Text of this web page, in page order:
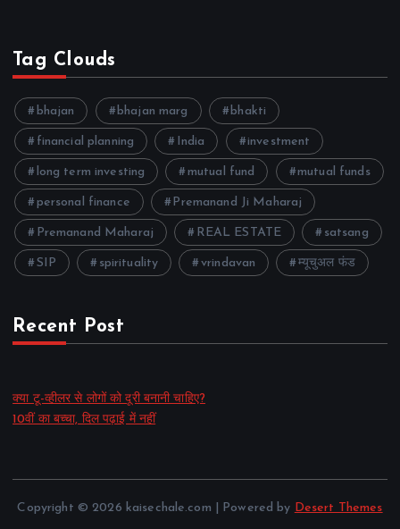
Tag Clouds
bhajan bhajan marg bhakti
financial planning India investment
long term investing mutual fund mutual funds
personal finance Premanand Ji Maharaj
Premanand Maharaj REAL ESTATE satsang
SIP spirituality vrindavan म्यूचुअल फंड
Recent Post
क्या टू-व्हीलर से लोगों को दूरी बनानी चाहिए?
10वीं का बच्चा, दिल पढ़ाई में नहीं
Copyright © 2026 kaisechale.com | Powered by Desert Themes